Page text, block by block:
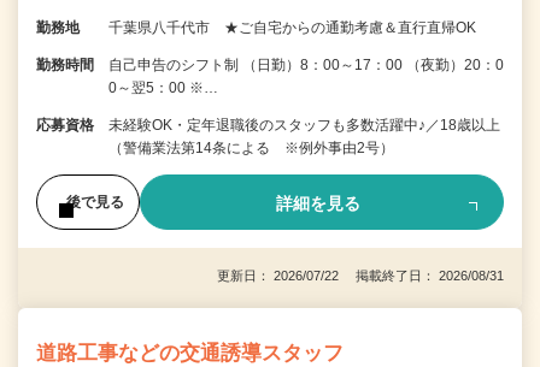
勤務地 千葉県八千代市 ★ご自宅からの通勤考慮＆直行直帰OK
勤務時間
自己申告のシフト制 （日勤）8：00～17：00 （夜勤）20：0
0～翌5：00 ※…
応募資格
未経験OK・定年退職後のスタッフも多数活躍中♪／18歳以上
（警備業法第14条による ※例外事由2号）
後で見る 詳細を見る
更新日： 2026/07/22 掲載終了日： 2026/08/31
道路工事などの交通誘導スタッフ